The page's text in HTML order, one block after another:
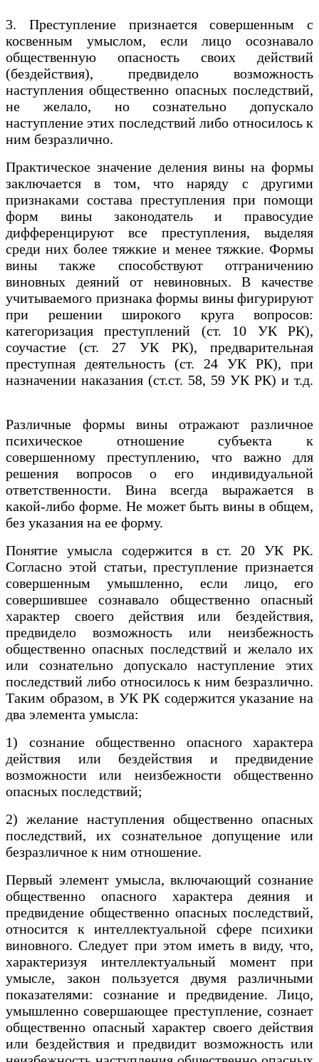
3. Преступление признается совершенным с
косвенным умыслом, если лицо осознавало
общественную опасность своих действий
(бездействия), предвидело возможность
наступления общественно опасных последствий,
не желало, но сознательно допускало
наступление этих последствий либо относилось к
ним безразлично.
Практическое значение деления вины на формы
заключается в том, что наряду с другими
признаками состава преступления при помощи
форм вины законодатель и правосудие
дифференцируют все преступления, выделяя
среди них более тяжкие и менее тяжкие. Формы
вины также способствуют отграничению
виновных деяний от невиновных. В качестве
учитываемого признака формы вины фигурируют
при решении широкого круга вопросов:
категоризация преступлений (ст. 10 УК РК),
соучастие (ст. 27 УК РК), предварительная
преступная деятельность (ст. 24 УК РК), при
назначении наказания (ст.ст. 58, 59 УК РК) и т.д.
Различные формы вины отражают различное
психическое отношение субъекта к
совершенному преступлению, что важно для
решения вопросов о его индивидуальной
ответственности. Вина всегда выражается в
какой-либо форме. Не может быть вины в общем,
без указания на ее форму.
Понятие умысла содержится в ст. 20 УК РК.
Согласно этой статьи, преступление признается
совершенным умышленно, если лицо, его
совершившее сознавало общественно опасный
характер своего действия или бездействия,
предвидело возможность или неизбежность
общественно опасных последствий и желало их
или сознательно допускало наступление этих
последствий либо относилось к ним безразлично.
Таким образом, в УК РК содержится указание на
два элемента умысла:
1) сознание общественно опасного характера
действия или бездействия и предвидение
возможности или неизбежности общественно
опасных последствий;
2) желание наступления общественно опасных
последствий, их сознательное допущение или
безразличное к ним отношение.
Первый элемент умысла, включающий сознание
общественно опасного характера деяния и
предвидение общественно опасных последствий,
относится к интеллектуальной сфере психики
виновного. Следует при этом иметь в виду, что,
характеризуя интеллектуальный момент при
умысле, закон пользуется двумя различными
показателями: сознание и предвидение. Лицо,
умышленно совершающее преступление, сознает
общественно опасный характер своего действия
или бездействия и предвидит возможность или